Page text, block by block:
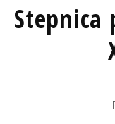
Stepnica